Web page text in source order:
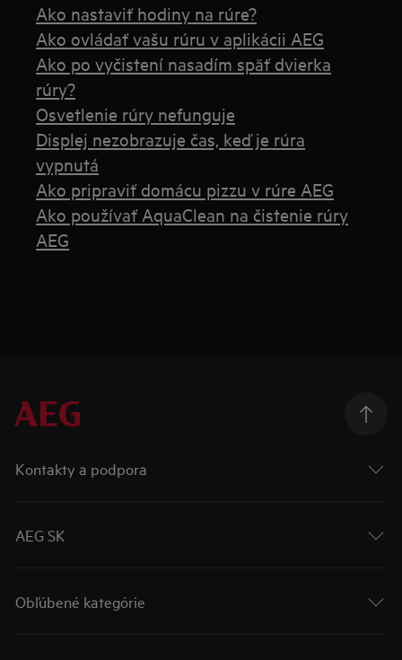
Ako nastaviť hodiny na rúre?
Ako ovládať vašu rúru v aplikácii AEG
Ako po vyčistení nasadím späť dvierka
rúry?
Osvetlenie rúry nefunguje
Displej nezobrazuje čas, keď je rúra
vypnutá
Ako pripraviť domácu pizzu v rúre AEG
Ako používať AquaClean na čistenie rúry
AEG
Kontakty a podpora
AEG SK
Obľúbené kategórie